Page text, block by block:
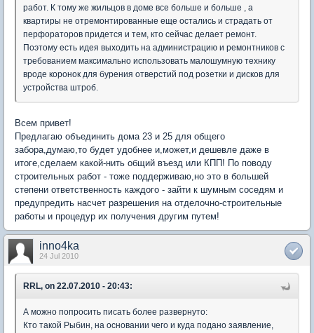
работ. К тому же жильцов в доме все больше и больше , а
квартиры не отремонтированные еще остались и страдать от
перфораторов придется и тем, кто сейчас делает ремонт.
Поэтому есть идея выходить на администрацию и ремонтников с
требованием максимально использовать малошумную технику
вроде коронок для бурения отверстий под розетки и дисков для
устройства штроб.
Всем привет!
Предлагаю объединить дома 23 и 25 для общего
забора,думаю,то будет удобнее и,может,и дешевле даже в
итоге,сделаем какой-нить общий въезд или КПП! По поводу
строительных работ - тоже поддерживаю,но это в большей
степени ответственность каждого - зайти к шумным соседям и
предупредить насчет разрешения на отделочно-строительные
работы и процедур их получения другим путем!
inno4ka
24 Jul 2010
RRL, on 22.07.2010 - 20:43:
А можно попросить писать более развернуто:
Кто такой Рыбин, на основании чего и куда подано заявление,